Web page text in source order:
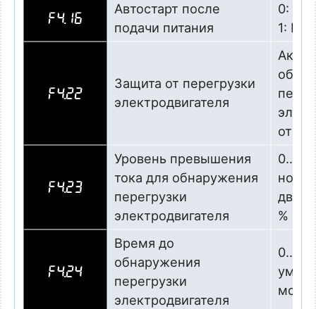
F4.16
Автостарт после
подачи питания
0:
1:
F4.22
Защита от перегрузки
электродвигателя
F4.23
Уровень превышения
тока для обнаружения
перегрузки
электродвигателя
%
F4.24
Время до
обнаружения
перегрузки
электродвигателя
мсек)